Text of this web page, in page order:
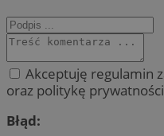
Akceptuję regulamin
oraz politykę
Błąd: